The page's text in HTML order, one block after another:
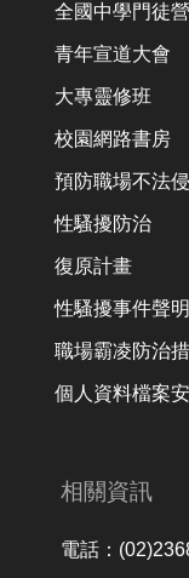
全國中學門徒營
青年宣道大會
大專靈修班
校園網路書房
預防職場不法
性騷擾防治
復原計畫
性騷擾事件聲
職場霸凌防治
個人資料檔案
相關資訊
電話：